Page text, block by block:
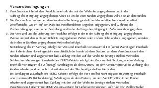
Versandbedingungen
VenicEmotion.it liefert das Produkt innerhalb der auf der Website angegebenen und in der
Auftragsbestätigung angegebenen Adresse an die vom Kunden angegebene Adresse an den Kunden.
Die Versandkosten werden dem Kunden in Rechnung gestellt und der relative Preis wird detailliert
veröffentlicht, wie im auf der Website veröffentlichten Angebot angegeben, und während der
Vorbestellungsphase, in der Bestellung und in der Auftragsbestätigung im Warenkorb angegeben.
Der Versand und die Lieferung der Produkte erfolgt in der in der Auftragsbestätigung angegebenen
Weise und mit den in dieser Richtlinie angegebenen Zeiten oder sofern nicht anders angegeben, werden
die in dieser Richtlinie angegebenen Methoden befolgt.
Bei Nichtangabe im Vertrag erfolgt der Versand innerhalb von maximal 10 (zehn) Werktagen innerhalb
des italienischen Hoheitsgebiets einschließlich der Inseln ab dem Datum, an dem VenicEmotion.it den
Kunden erhalten und abgerechnet hat Zahlung mit den auf der Website bereitgestellten Methoden.
Bei Auslandslieferungen innerhalb des EURO-Gebiets erfolgt der Versand bei Nichtangabe im Vertrag
innerhalb von maximal 30 (dreißig) Werktagen ab dem Datum, an dem VenicEmotion.it die Zahlung des
Kunden erhalten und verbucht hat mit den auf der Site bereitgestellten Methoden.
Bei Sendungen außerhalb des EURO-Gebiets erfolgt der Versand bei Nichtangabe im Vertrag innerhalb
von maximal 45 (fünfundvierzig) Werktagen ab dem Datum, an dem VenicEmotion.it den Kunden
erhalten und abgerechnet hat Zahlung mit den auf der Website bereitgestellten Methoden.
VenicEmotion.it übernimmt KEINE Verantwortung für Lieferverzögerungen aufgrund von Zollkontrollen